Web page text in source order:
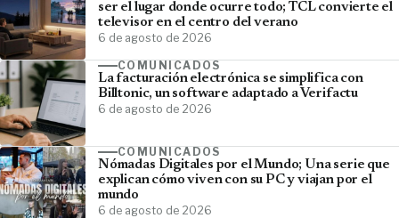
ser el lugar donde ocurre todo; TCL convierte el
televisor en el centro del verano
6 de agosto de 2026
COMUNICADOS
La facturación electrónica se simplifica con
Billtonic, un software adaptado a Verifactu
6 de agosto de 2026
COMUNICADOS
Nómadas Digitales por el Mundo; Una serie que
explican cómo viven con su PC y viajan por el
mundo
6 de agosto de 2026